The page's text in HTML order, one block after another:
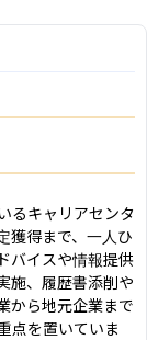
るキャリアセンタ
獲得まで、一人ひ
バイスや情報提供
施、履歴書添削や
から地元企業まで
点を置いていま